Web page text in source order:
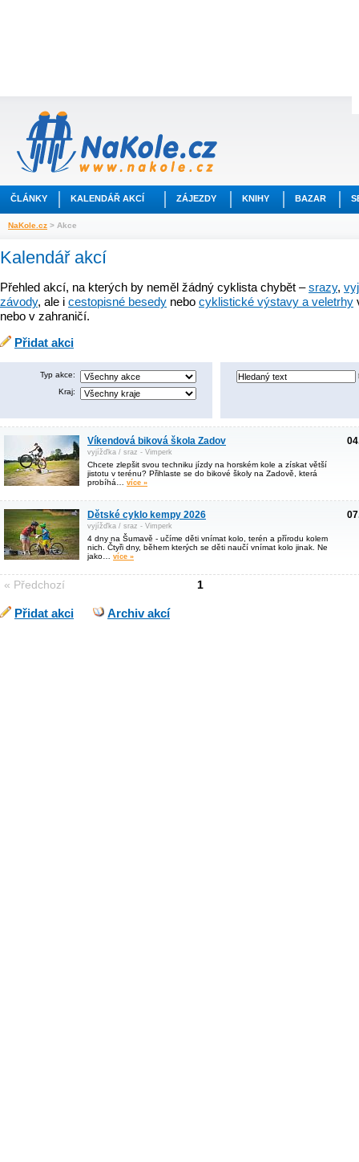
ČLÁNKY KALENDÁŘ AKCÍ ZÁJEZDY KNIHY BAZAR
NaKole.cz > Akce
Kalendář akcí
Přehled akcí, na kterých by neměl žádný cyklista chybět –srazy,
závody, ale i cestopisné besedy nebo cyklistické výstavy a veletrhy
nebo v zahraničí.
Přidat akci
Typ akce:
Kraj:
Víkendová biková škola Zadov
vyjížďka / sraz - Vimperk
Chcete zlepšit svou techniku jízdy na horském kole a získat větší
jistotu v terénu? Přihlaste se do bikové školy na Zadově, která
probíhá… více »
Dětské cyklo kempy 2026
vyjížďka / sraz - Vimperk
4 dny na Šumavě - učíme děti vnímat kolo, terén a přírodu kolem
nich. Čtyři dny, během kterých se děti naučí vnímat kolo jinak. Ne
jako… více »
« Předchozí 1
Přidat akci Archiv akcí